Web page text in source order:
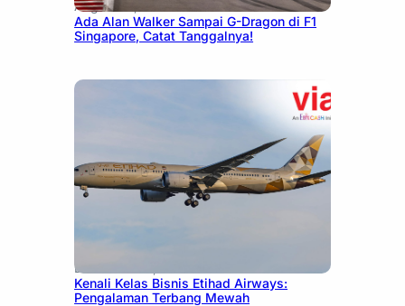
August 13, 2025
Ada Alan Walker Sampai G-Dragon di F1
Singapore, Catat Tanggalnya!
December 27, 2024
Kenali Kelas Bisnis Etihad Airways:
Pengalaman Terbang Mewah